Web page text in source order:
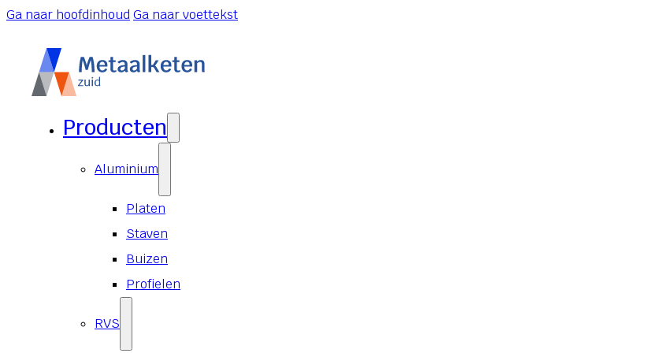
Ga naar hoofdinhoudGa naar voettekst
Producten
Aluminium
Platen
Staven
Buizen
Profielen
RVS